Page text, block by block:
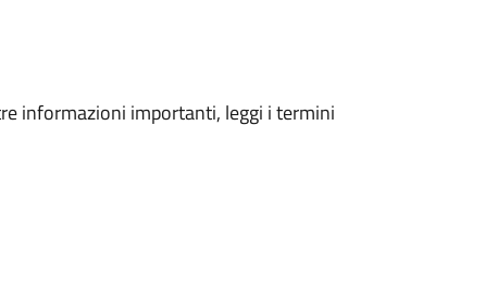
informazioni importanti, leggi i termini